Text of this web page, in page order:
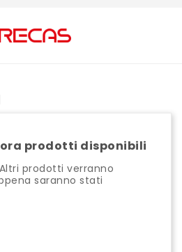
prodotti disponibili
prodotti verranno
saranno stati